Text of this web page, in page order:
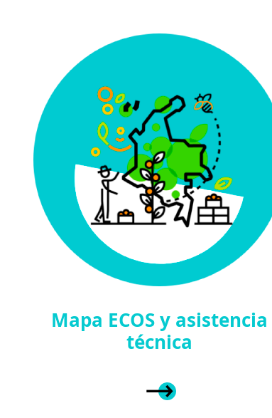
Mapa ECOS y asistencia
técnica